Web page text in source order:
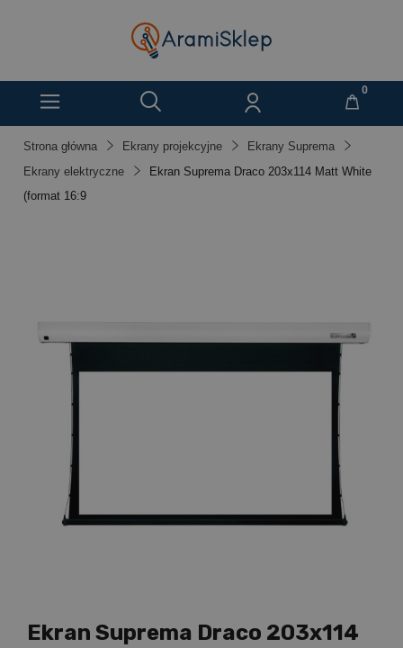
Strona główna Ekrany projekcyjne
Ekrany Suprema
Ekrany elektryczne
Ekran Suprema Draco 203x114 Matt White
(format 16:9
Ekran Suprema Draco 203x114